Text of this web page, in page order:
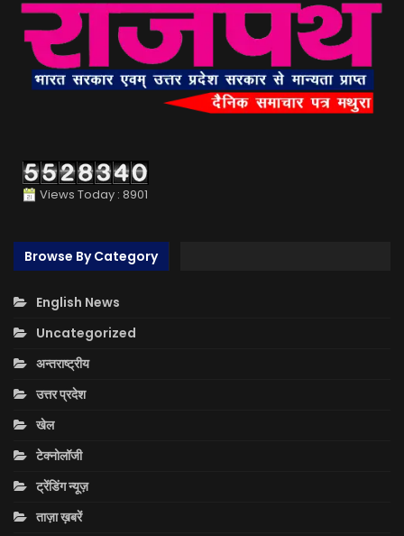
Views Today : 8901
Browse By Category
English News
Uncategorized
अन्तराष्ट्रीय
उत्तर प्रदेश
खेल
टेक्नोलॉजी
ट्रेंडिंग न्यूज़
ताज़ा ख़बरें